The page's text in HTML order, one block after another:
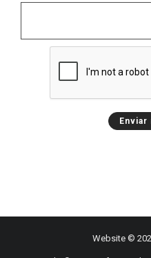
Enviar
Website ©